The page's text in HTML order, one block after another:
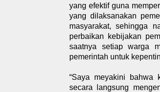
yang efektif guna
yang dilaksanakan
masyarakat, sehingga
perbaikan kebijakan
saatnya setiap warga
pemerintah untuk
“Saya meyakini bahwa
secara langsung